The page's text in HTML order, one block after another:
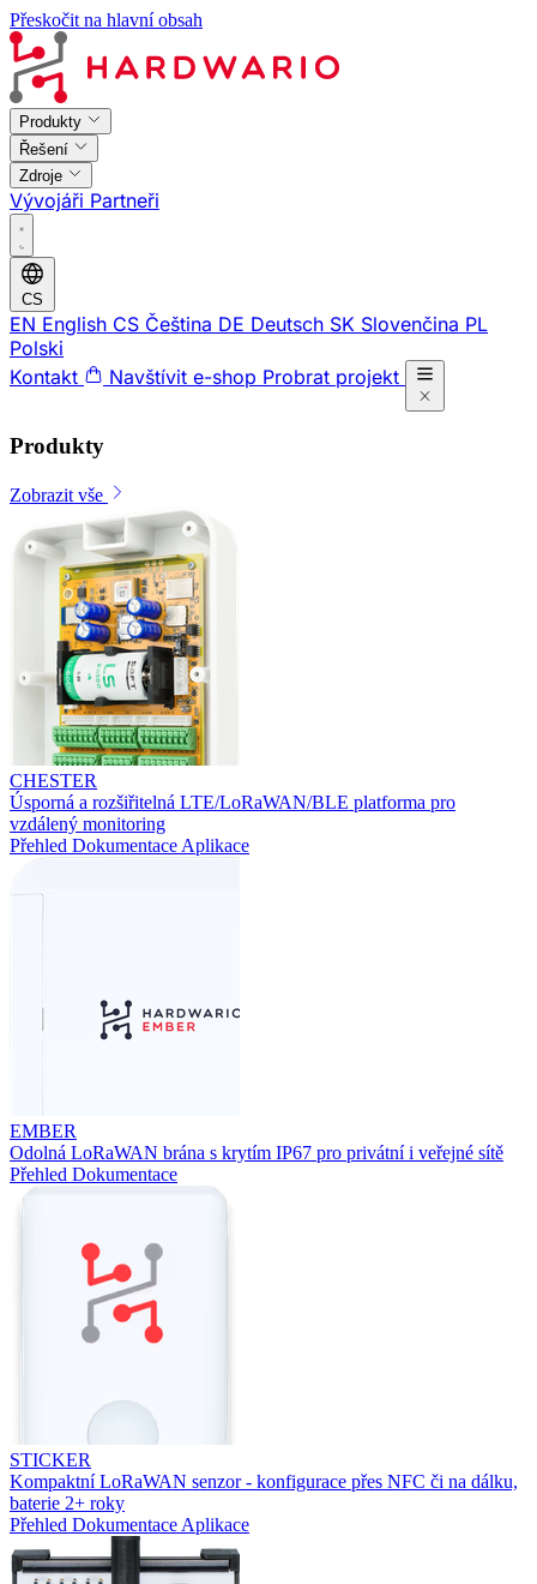
Přeskočit na hlavní obsah
Produkty
Řešení
Zdroje
Vývojáři Partneři
CS
EN English CS Čeština DE Deutsch SK Slovenčina PL
Polski
Kontakt
Navštívit e-shop Probrat projekt
Produkty
Zobrazit vše
CHESTER
Úsporná a rozšiřitelná LTE/LoRaWAN/BLE platforma pro
vzdálený monitoring
Přehled Dokumentace Aplikace
EMBER
Odolná LoRaWAN brána s krytím IP67 pro privátní i veřejné sítě
Přehled Dokumentace
STICKER
Kompaktní LoRaWAN senzor - konfigurace přes NFC či na dálku,
baterie 2+ roky
Přehled Dokumentace Aplikace